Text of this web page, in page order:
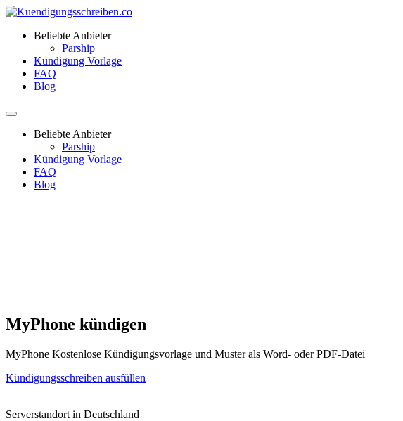
Beliebte Anbieter
Parship
Kündigung Vorlage
FAQ
Blog
Beliebte Anbieter
Parship
Kündigung Vorlage
FAQ
Blog
MyPhone kündigen
MyPhone Kostenlose Kündigungsvorlage und Muster als Word- oder PDF-Datei
Kündigungsschreiben ausfüllen
Serverstandort in Deutschland